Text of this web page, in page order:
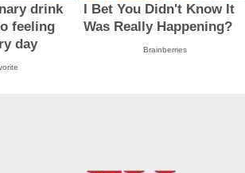
drink
feeling
day
I Bet You Didn't Know It
Was Really Happening?
Brainberries